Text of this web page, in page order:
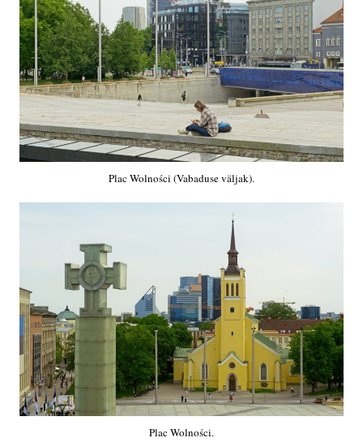
Plac Wolności (Vabaduse väljak).
Plac Wolności.